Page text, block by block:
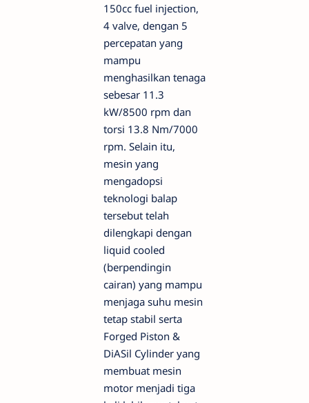
150cc fuel injection,
4 valve, dengan 5
percepatan yang
mampu
menghasilkan tenaga
sebesar 11.3
kW/8500 rpm dan
torsi 13.8 Nm/7000
rpm. Selain itu,
mesin yang
mengadopsi
teknologi balap
tersebut telah
dilengkapi dengan
liquid cooled
(berpendingin
cairan) yang mampu
menjaga suhu mesin
tetap stabil serta
Forged Piston &
DiASil Cylinder yang
membuat mesin
motor menjadi tiga